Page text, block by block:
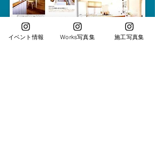
イベント情報 Works写真集 施工写真集